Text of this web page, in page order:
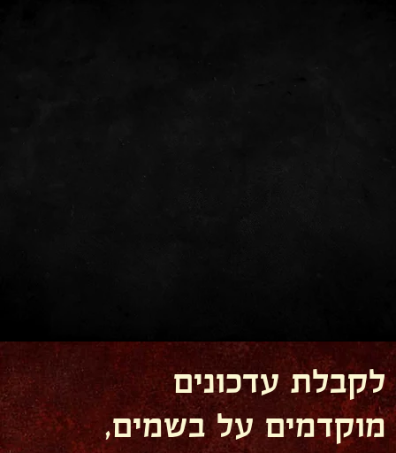
לקבלת עדכונים
מוקדמים על בשמים,